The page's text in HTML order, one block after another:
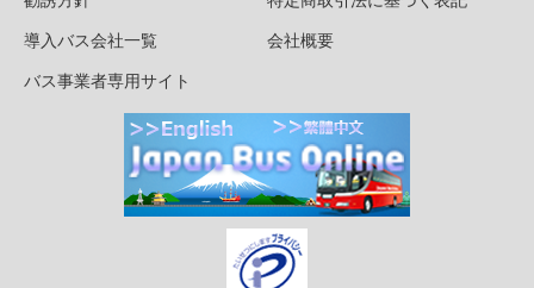
導入バス会社一覧
会社概要
バス事業者専用サイト